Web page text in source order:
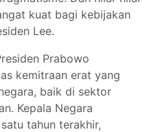
kuat bagi kebijakan
Lee.
Prabowo
kemitraan erat yang
baik di sektor
Kepala Negara
tahun terakhir,